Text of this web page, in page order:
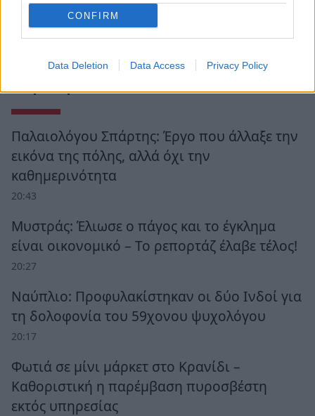
CONFIRM
Data Deletion Data Access Privacy Policy
Παλαιολόγου Σπάρτης: Έργο που άλλαξε την
εικόνα της πόλης, αλλά όχι την
καθημερινότητα
20:43
Μυστράς: Έλιωσε ο πάγος και το έγκλημα
είναι οικονομικό – Το ρεπορτάζ έλαβε τέλος!
20:27
Ναύπλιο: Προφυλακίστηκαν οι δύο Ινδοί για
τη δολοφονία του 59χονου ψυχολόγου
20:17
Φωτιά σε μίνι μάρκετ στο Κρανίδι –
Καθοριστική η παρέμβαση πυροσβέστη
εκτός υπηρεσίας